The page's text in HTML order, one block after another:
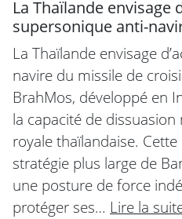
La Thaïlande envisage
supersonique anti-
La Thaïlande envisage
navire du missile de
BrahMos, développé en
la capacité de
royale thaïlandaise.
stratégie plus large de
une posture de force
protéger ses… Lire la